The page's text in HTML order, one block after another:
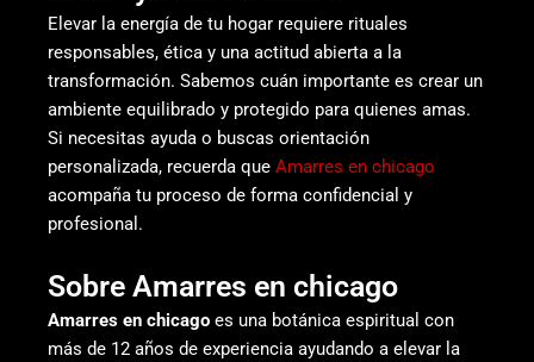
Elevar la energía de tu hogar requiere rituales
responsables, ética y una actitud abierta a la
transformación. Sabemos cuán importante es crear un
ambiente equilibrado y protegido para quienes amas.
Si necesitas ayuda o buscas orientación
personalizada, recuerda que Amarres en chicago
acompaña tu proceso de forma confidencial y
profesional.
Sobre Amarres en chicago
Amarres en chicago es una botánica espiritual con
más de 12 años de experiencia ayudando a elevar la